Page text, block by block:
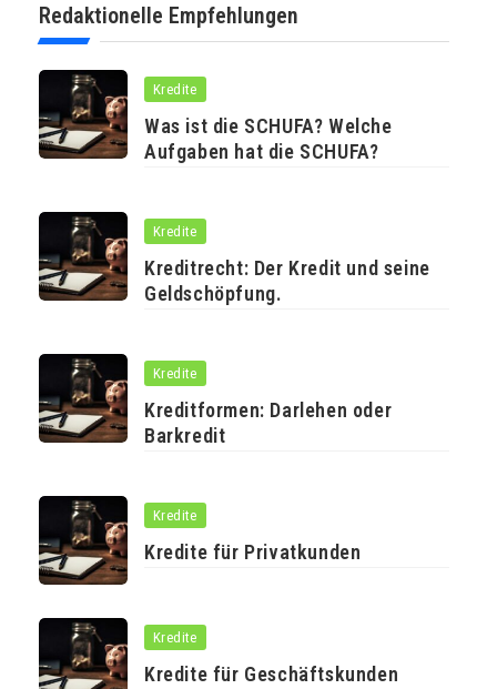
Redaktionelle Empfehlungen
Kredite
Was ist die SCHUFA? Welche
Aufgaben hat die SCHUFA?
Kredite
Kreditrecht: Der Kredit und seine
Geldschöpfung.
Kredite
Kreditformen: Darlehen oder
Barkredit
Kredite
Kredite für Privatkunden
Kredite
Kredite für Geschäftskunden